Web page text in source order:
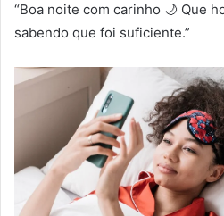
“Boa noite com carinho 🌙 Que
sabendo que foi suficiente.”